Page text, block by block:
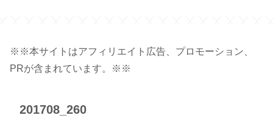
※※本サイトはアフィリエイト広告、プロモーション、
PRが含まれています。※※
201708_260